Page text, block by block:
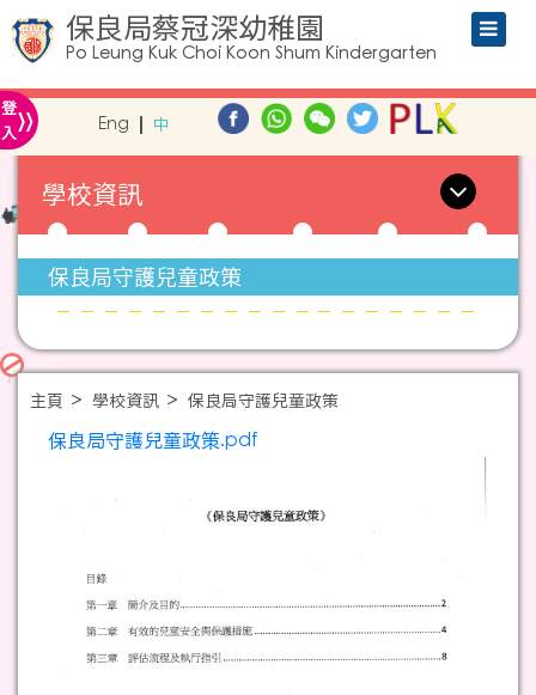
保良局蔡冠深幼稚園
Po Leung Kuk Choi Koon Shum Kindergarten
登
入» Eng 中
學校資訊
保良局守護兒童政策
主頁 學校資訊 保良局守護兒童政策
保良局守護兒童政策.pdf